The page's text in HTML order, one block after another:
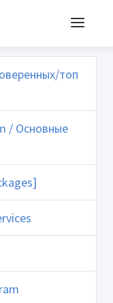
топ
/ Основные